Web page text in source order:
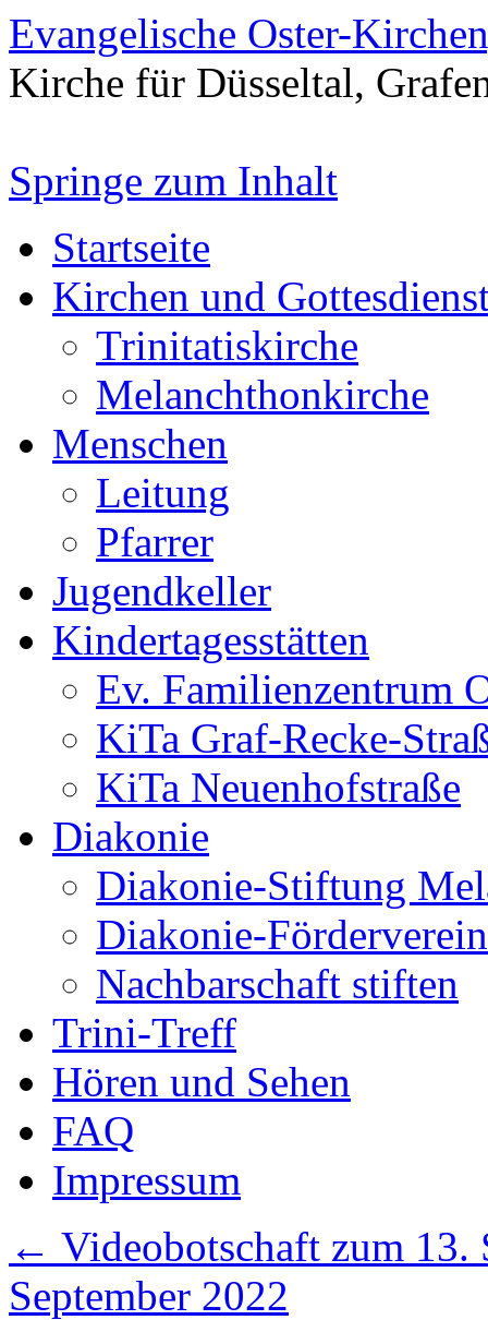
Evangelische Oster-
Kirche für Düsseltal,
Springe zum Inhalt
Startseite
Kirchen und
Trinitatiskirche
Melanchthonkirche
Menschen
Leitung
Pfarrer
Jugendkeller
Kindertagesstätten
Ev. Familienzentrum
KiTa Graf-Recke-
KiTa Neuenhofstraße
Diakonie
Diakonie-Stiftung
Diakonie-
Nachbarschaft stiften
Trini-Treff
Hören und Sehen
FAQ
Impressum
← Videobotschaft zum 13.
September 2022